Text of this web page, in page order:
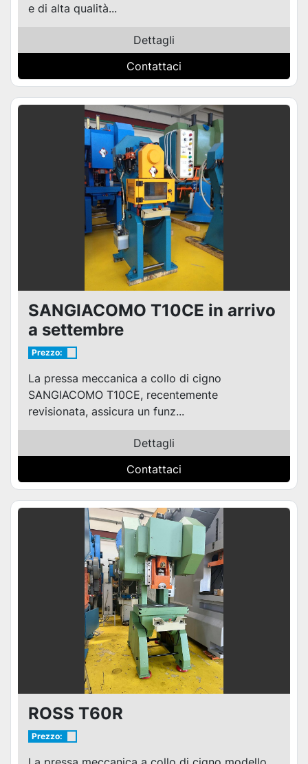
e di alta qualità...
Dettagli
Contattaci
SANGIACOMO T10CE in arrivo
a settembre
Prezzo:
La pressa meccanica a collo di cigno
SANGIACOMO T10CE, recentemente
revisionata, assicura un funz...
Dettagli
Contattaci
ROSS T60R
Prezzo: